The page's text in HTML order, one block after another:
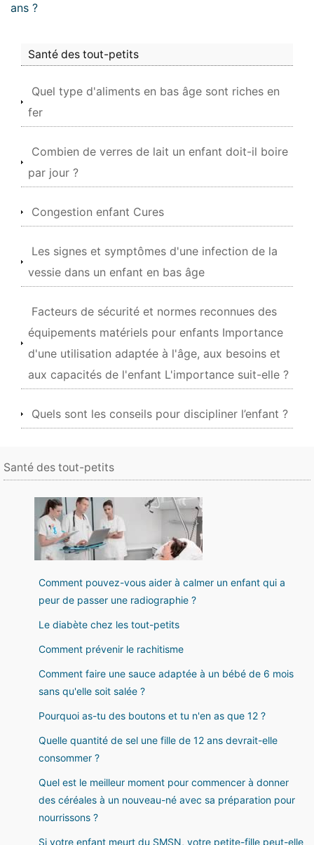
ans ?
Santé des tout-petits
Quel type d'aliments en bas âge sont riches en
fer
Combien de verres de lait un enfant doit-il boire
par jour ?
Congestion enfant Cures
Les signes et symptômes d'une infection de la
vessie dans un enfant en bas âge
Facteurs de sécurité et normes reconnues des
équipements matériels pour enfants Importance
d'une utilisation adaptée à l'âge, aux besoins et
aux capacités de l'enfant L'importance suit-elle ?
Quels sont les conseils pour discipliner l’enfant ?
Santé des tout-petits
Comment pouvez-vous aider à calmer un enfant qui a
peur de passer une radiographie ?
Le diabète chez les tout-petits
Comment prévenir le rachitisme
Comment faire une sauce adaptée à un bébé de 6 mois
sans qu'elle soit salée ?
Pourquoi as-tu des boutons et tu n'en as que 12 ?
Quelle quantité de sel une fille de 12 ans devrait-elle
consommer ?
Quel est le meilleur moment pour commencer à donner
des céréales à un nouveau-né avec sa préparation pour
nourrissons ?
Si votre enfant meurt du SMSN, votre petite-fille peut-elle